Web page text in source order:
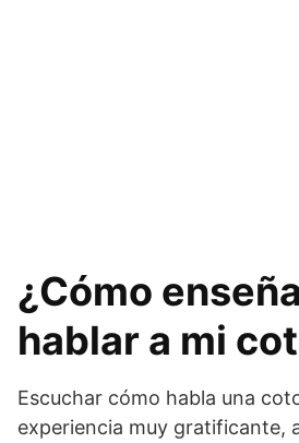
¿Cómo
hablar a mi
Escuchar cómo habla una
experiencia muy gratificante,